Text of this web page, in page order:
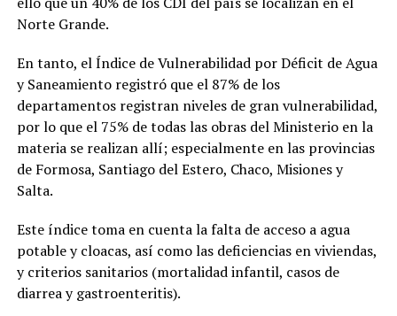
Norte Grande.
En tanto, el Índice de Vulnerabilidad por Déficit de Agua
y Saneamiento registró que el 87% de los
departamentos registran niveles de gran vulnerabilidad,
por lo que el 75% de todas las obras del Ministerio en la
materia se realizan allí; especialmente en las provincias
de Formosa, Santiago del Estero, Chaco, Misiones y
Salta.
Este índice toma en cuenta la falta de acceso a agua
potable y cloacas, así como las deficiencias en viviendas,
y criterios sanitarios (mortalidad infantil, casos de
diarrea y gastroenteritis).